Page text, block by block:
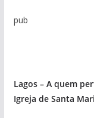
pub
Lagos – A quem
Igreja de Santa